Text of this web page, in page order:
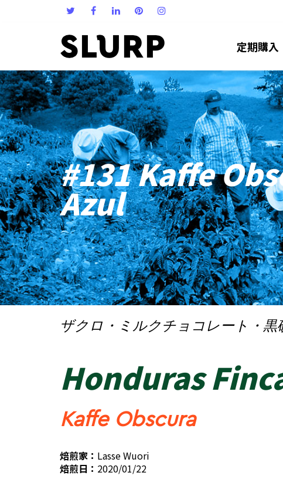
定期購入
#131 Kaffe
Azul
ザクロ・ミルクチョコレート・黒
Honduras
Kaffe Obscura
焙煎家： Lasse Wuori
焙煎日： 2020/01/22